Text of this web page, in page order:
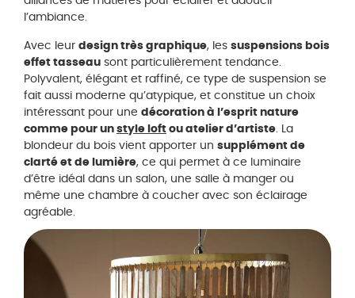
l’ambiance.
Avec leur design très graphique, les suspensions bois
effet tasseau sont particulièrement tendance.
Polyvalent, élégant et raffiné, ce type de suspension se
fait aussi moderne qu’atypique, et constitue un choix
intéressant pour une décoration à l’esprit nature
comme pour un style loft ou atelier d’artiste. La
blondeur du bois vient apporter un supplément de
clarté et de lumière, ce qui permet à ce luminaire
d’être idéal dans un salon, une salle à manger ou
même une chambre à coucher avec son éclairage
agréable.